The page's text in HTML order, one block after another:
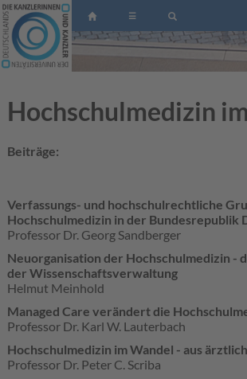
☰
Hochschulmedizin
Beiträge:
Verfassungs- und hochschulrechtliche
Hochschulmedizin in der Bundesrepublik
Professor Dr. Georg Sandberger
Neuorganisation der Hochschulmedizin -
der Wissenschaftsverwaltung
Helmut Meinhold
Managed Care verändert die
Professor Dr. Karl W. Lauterbach
Hochschulmedizin im Wandel - aus
Professor Dr. Peter C. Scriba